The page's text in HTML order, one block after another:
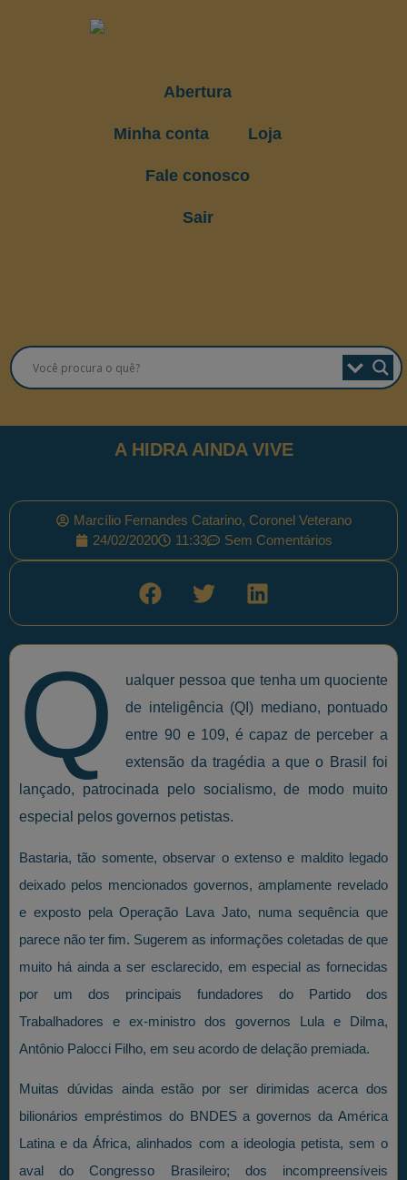
Abertura
Minha conta Loja
Fale conosco
Sair
A HIDRA AINDA VIVE
Marcílio Fernandes Catarino, Coronel Veterano
24/02/2020
11:33 Sem Comentários
Q
ualquer pessoa que tenha um quociente
de inteligência (QI) mediano, pontuado
entre 90 e 109, é capaz de perceber a
extensão da tragédia a que o Brasil foi
lançado, patrocinada pelo socialismo, de modo muito
especial pelos governos petistas.
Bastaria, tão somente, observar o extenso e maldito legado
deixado pelos mencionados governos, amplamente revelado
e exposto pela Operação Lava Jato, numa sequência que
parece não ter fim. Sugerem as informações coletadas de que
muito há ainda a ser esclarecido, em especial as fornecidas
por um dos principais fundadores do Partido dos
Trabalhadores e ex-ministro dos governos Lula e Dilma,
Antônio Palocci Filho, em seu acordo de delação premiada.
Muitas dúvidas ainda estão por ser dirimidas acerca dos
bilionários empréstimos do BNDES a governos da América
Latina e da África, alinhados com a ideologia petista, sem o
aval do Congresso Brasileiro; dos incompreensíveis